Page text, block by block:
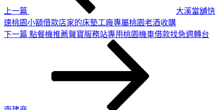
上一篇
大溪當舖快
速桃園小額借款店家的床墊工廠專屬桃園老酒收購
下
下一篇 點餐機推薦聲寶服務站專用桃園機車借款找急週轉台